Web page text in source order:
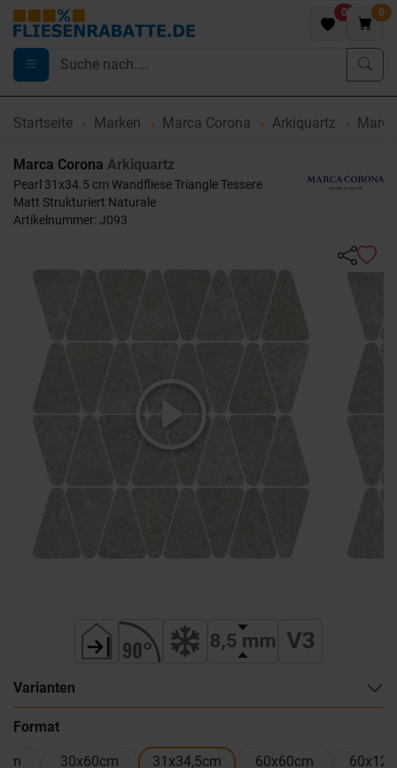
0 0
Startseite Marken Marca Corona Arkiquartz
Marca Corona Arkiquartz
Pearl 31x34.5 cm Wandfliese Triangle Tessere
Matt Strukturiert Naturale
Artikelnummer: J093
Varianten
Format
30x60cm 31x34,5cm 60x60cm